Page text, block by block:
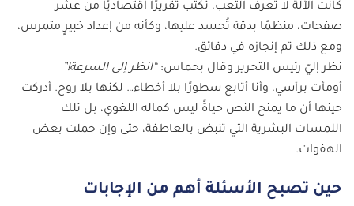
كانت الآلة لا تعرف التعب، تكتب تقريرًا اقتصاديًا من عشر
صفحات، منظمًا بدقة تُحسد عليها، وكأنه من إعداد خبيرٍ متمرس،
ومع ذلك تم إنجازه في دقائق.
نظر إليّ رئيس التحرير وقال بحماس:“انظر إلى السرعة!”
أومأت برأسي، وأنا أتابع سطورًا بلا أخطاء… لكنها بلا روح. أدركت
حينها أن ما يمنح النص حياةً ليس كماله اللغوي، بل تلك
اللمسات البشرية التي تنبض بالعاطفة، حتى وإن حملت بعض
الهفوات.
حين تصبح الأسئلة أهم من الإجابات